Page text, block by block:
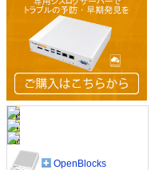
OpenBlocks